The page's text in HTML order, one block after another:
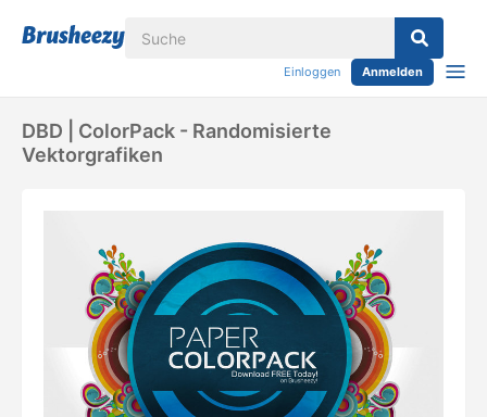
Einloggen Anmelden
DBD | ColorPack - Randomisierte
Vektorgrafiken